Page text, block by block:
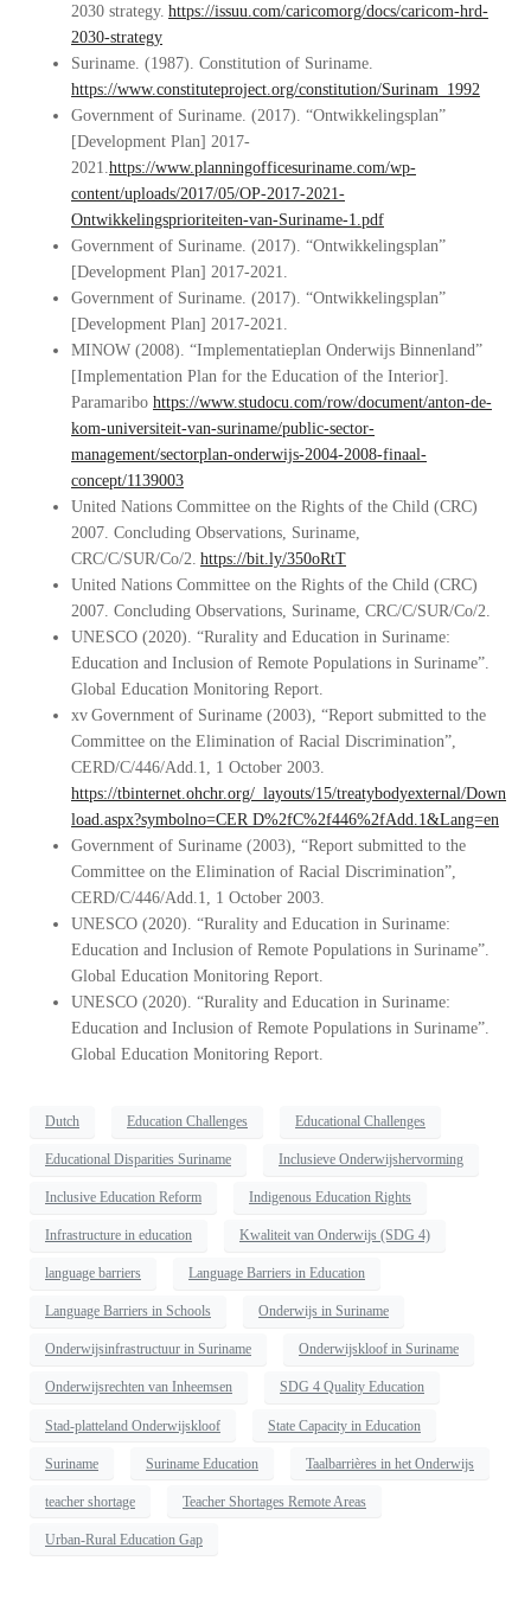
2030 strategy. https://issuu.com/caricomorg/docs/caricom-hrd-
2030-strategy
Suriname. (1987). Constitution of Suriname.
https://www.constituteproject.org/constitution/Surinam_1992
Government of Suriname. (2017). “Ontwikkelingsplan”
[Development Plan] 2017-
2021. https://www.planningofficesuriname.com/wp-
content/uploads/2017/05/OP-2017-2021-
Ontwikkelingsprioriteiten-van-Suriname-1.pdf
Government of Suriname. (2017). “Ontwikkelingsplan”
[Development Plan] 2017-2021.
Government of Suriname. (2017). “Ontwikkelingsplan”
[Development Plan] 2017-2021.
MINOW (2008). “Implementatieplan Onderwijs Binnenland”
[Implementation Plan for the Education of the Interior].
Paramaribo https://www.studocu.com/row/document/anton-de-
kom-universiteit-van-suriname/public-sector-
management/sectorplan-onderwijs-2004-2008-finaal-
concept/1139003
United Nations Committee on the Rights of the Child (CRC)
2007. Concluding Observations, Suriname,
CRC/C/SUR/Co/2. https://bit.ly/350oRtT
United Nations Committee on the Rights of the Child (CRC)
2007. Concluding Observations, Suriname, CRC/C/SUR/Co/2.
UNESCO (2020). “Rurality and Education in Suriname:
Education and Inclusion of Remote Populations in Suriname”.
Global Education Monitoring Report.
xv Government of Suriname (2003), “Report submitted to the
Committee on the Elimination of Racial Discrimination”,
CERD/C/446/Add.1, 1 October 2003.
https://tbinternet.ohchr.org/_layouts/15/treatybodyexternal/Down
load.aspx?symbolno=CER D%2fC%2f446%2fAdd.1&Lang=en
Government of Suriname (2003), “Report submitted to the
Committee on the Elimination of Racial Discrimination”,
CERD/C/446/Add.1, 1 October 2003.
UNESCO (2020). “Rurality and Education in Suriname:
Education and Inclusion of Remote Populations in Suriname”.
Global Education Monitoring Report.
UNESCO (2020). “Rurality and Education in Suriname:
Education and Inclusion of Remote Populations in Suriname”.
Global Education Monitoring Report.
Dutch Education Challenges Educational Challenges
Educational Disparities Suriname Inclusieve Onderwijshervorming
Inclusive Education Reform Indigenous Education Rights
Infrastructure in education Kwaliteit van Onderwijs (SDG 4)
language barriers Language Barriers in Education
Language Barriers in Schools Onderwijs in Suriname
Onderwijsinfrastructuur in Suriname Onderwijskloof in Suriname
Onderwijsrechten van Inheemsen SDG 4 Quality Education
Stad-platteland Onderwijskloof State Capacity in Education
Suriname Suriname Education Taalbarrières in het Onderwijs
teacher shortage Teacher Shortages Remote Areas
Urban-Rural Education Gap